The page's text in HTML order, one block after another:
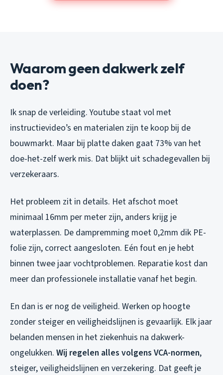
Waarom geen dakwerk zelf
doen?
Ik snap de verleiding. Youtube staat vol met
instructievideo’s en materialen zijn te koop bij de
bouwmarkt. Maar bij platte daken gaat 73% van het
doe-het-zelf werk mis. Dat blijkt uit schadegevallen bij
verzekeraars.
Het probleem zit in details. Het afschot moet
minimaal 16mm per meter zijn, anders krijg je
waterplassen. De dampremming moet 0,2mm dik PE-
folie zijn, correct aangesloten. Eén fout en je hebt
binnen twee jaar vochtproblemen. Reparatie kost dan
meer dan professionele installatie vanaf het begin.
En dan is er nog de veiligheid. Werken op hoogte
zonder steiger en veiligheidslijnen is gevaarlijk. Elk jaar
belanden mensen in het ziekenhuis na dakwerk-
ongelukken. Wij regelen alles volgens VCA-normen,
steiger, veiligheidslijnen en verzekering. Dat geeft je